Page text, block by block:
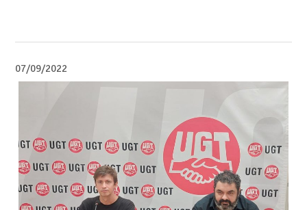
07/09/2022